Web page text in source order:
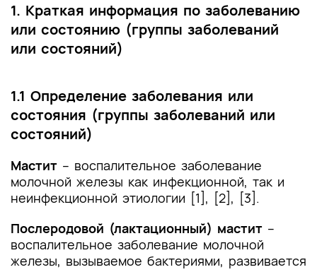
1. Краткая информация по заболеванию
или состоянию (группы заболеваний
или состояний)
1.1 Определение заболевания или
состояния (группы заболеваний или
состояний)
Мастит – воспалительное заболевание
молочной железы как инфекционной, так и
неинфекционной этиологии [1], [2], [3].
Послеродовой (лактационный) мастит –
воспалительное заболевание молочной
железы, вызываемое бактериями, развивается